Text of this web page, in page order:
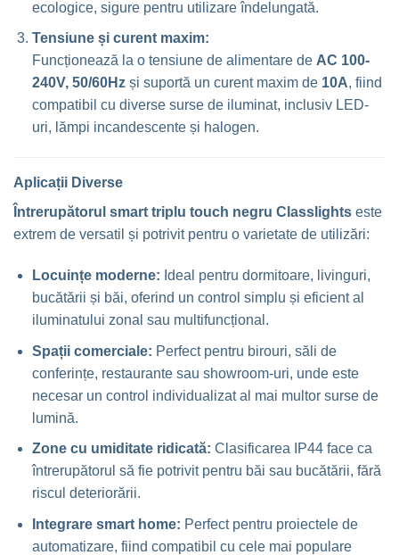
ecologice, sigure pentru utilizare îndelungată.
Tensiune și curent maxim:
Funcționează la o tensiune de alimentare de AC 100-
240V, 50/60Hzși suportă un curent maxim de 10A, fiind
compatibil cu diverse surse de iluminat, inclusiv LED-
uri, lămpi incandescente și halogen.
Aplicații Diverse
Întrerupătorul smart triplu touch negru Classlights este
extrem de versatil și potrivit pentru o varietate de utilizări:
Locuințe moderne: Ideal pentru dormitoare, livinguri,
bucătării și băi, oferind un control simplu și eficient al
iluminatului zonal sau multifuncțional.
Spații comerciale: Perfect pentru birouri, săli de
conferințe, restaurante sau showroom-uri, unde este
necesar un control individualizat al mai multor surse de
lumină.
Zone cu umiditate ridicată: Clasificarea IP44 face ca
întrerupătorul să fie potrivit pentru băi sau bucătării, fără
riscul deteriorării.
Integrare smart home: Perfect pentru proiectele de
automatizare, fiind compatibil cu cele mai populare